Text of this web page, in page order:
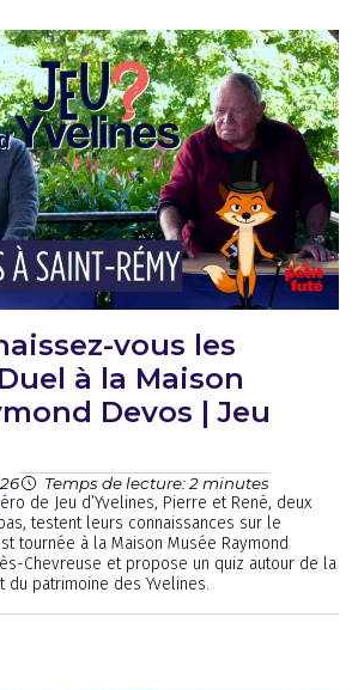
vous les
à la Maison
Devos | Jeu
Temps de lecture: 2 minutes
de Jeu d’Yvelines, Pierre et René, deux
testent leurs connaissances sur le
tournée à la Maison Musée Raymond
Chevreuse et propose un quiz autour de la
du patrimoine des Yvelines.